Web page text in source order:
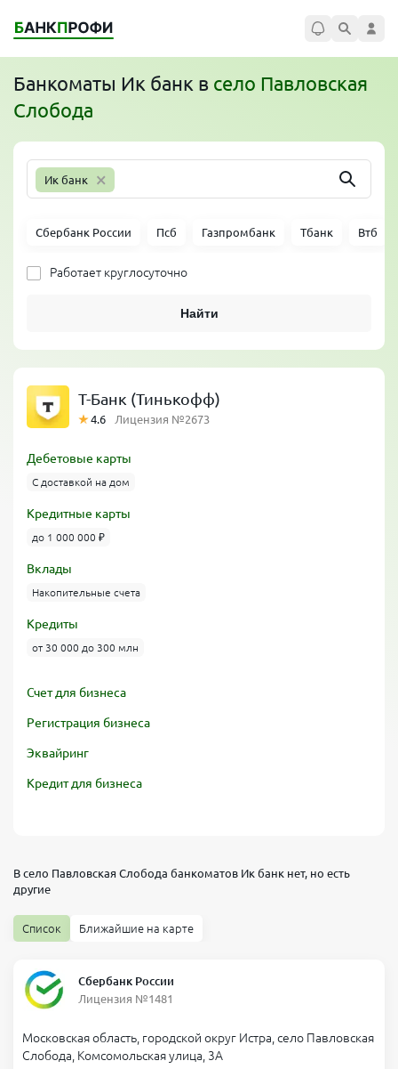
Банкоматы Ик банк в село Павловская
Слобода
Ик банк ×
Сбербанк России Псб Газпромбанк Тбанк Втб
Работает круглосуточно
Найти
Т-Банк (Тинькофф)
4.6 Лицензия №2673
Дебетовые карты
С доставкой на дом
Кредитные карты
до 1 000 000 ₽
Вклады
Накопительные счета
Кредиты
от 30 000 до 300 млн
Счет для бизнеса
Регистрация бизнеса
Эквайринг
Кредит для бизнеса
В село Павловская Слобода банкоматов Ик банк нет, но есть
другие
Список Ближайшие на карте
Сбербанк России
Лицензия №1481
Московская область, городской округ Истра, село Павловская
Слобода, Комсомольская улица, 3А